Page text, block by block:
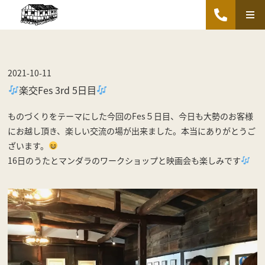
2021-10-11
楽交Fes 3rd 5日目
ものづくりをテーマにした今回のFes５日目、今日も大勢のお客様
にお越し頂き、楽しい交流の場が出来ました。本当にありがとうご
ざいます。
16日のうたとマンダラのワークショップと映画会も楽しみです